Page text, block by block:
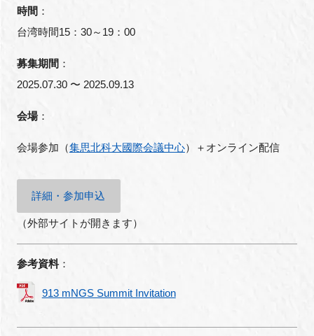
時間 ：
台湾時間15：30～19：00
募集期間 ：
2025.07.30 〜 2025.09.13
会場：
会場参加（集思北科大國際会議中心）＋オンライン配信
詳細・参加申込
（外部サイトが開きます）
参考資料：
913 mNGS Summit Invitation